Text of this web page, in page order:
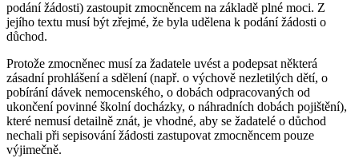
podání žádosti) zastoupit zmocněncem na základě plné moci. Z
jejího textu musí být zřejmé, že byla udělena k podání žádosti o
důchod.
Protože zmocněnec musí za žadatele uvést a podepsat některá
zásadní prohlášení a sdělení (např. o výchově nezletilých dětí, o
pobírání dávek nemocenského, o dobách odpracovaných od
ukončení povinné školní docházky, o náhradních dobách pojištění),
které nemusí detailně znát, je vhodné, aby se žadatelé o důchod
nechali při sepisování žádosti zastupovat zmocněncem pouze
výjimečně.